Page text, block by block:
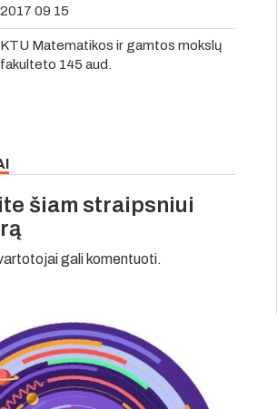
2017 09 15
KTU Matematikos ir gamtos mokslų
fakulteto 145 aud.
šiam straipsniui
gali komentuoti.